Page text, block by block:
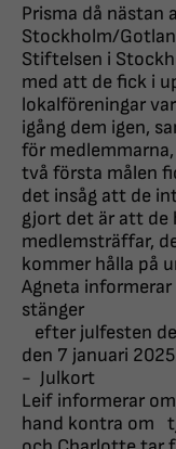
Prisma då nästan
Stockholm/
Stiftelsen i
med att de fick i
lokalföreningar
igång dem igen,
för
två första målen
det insåg att de
gjort det är att
medlemsträffar,
kommer hålla på
Agneta
stänger
efter julfesten
den 7 januari
- Julkort
Leif informerar
hand kontra om